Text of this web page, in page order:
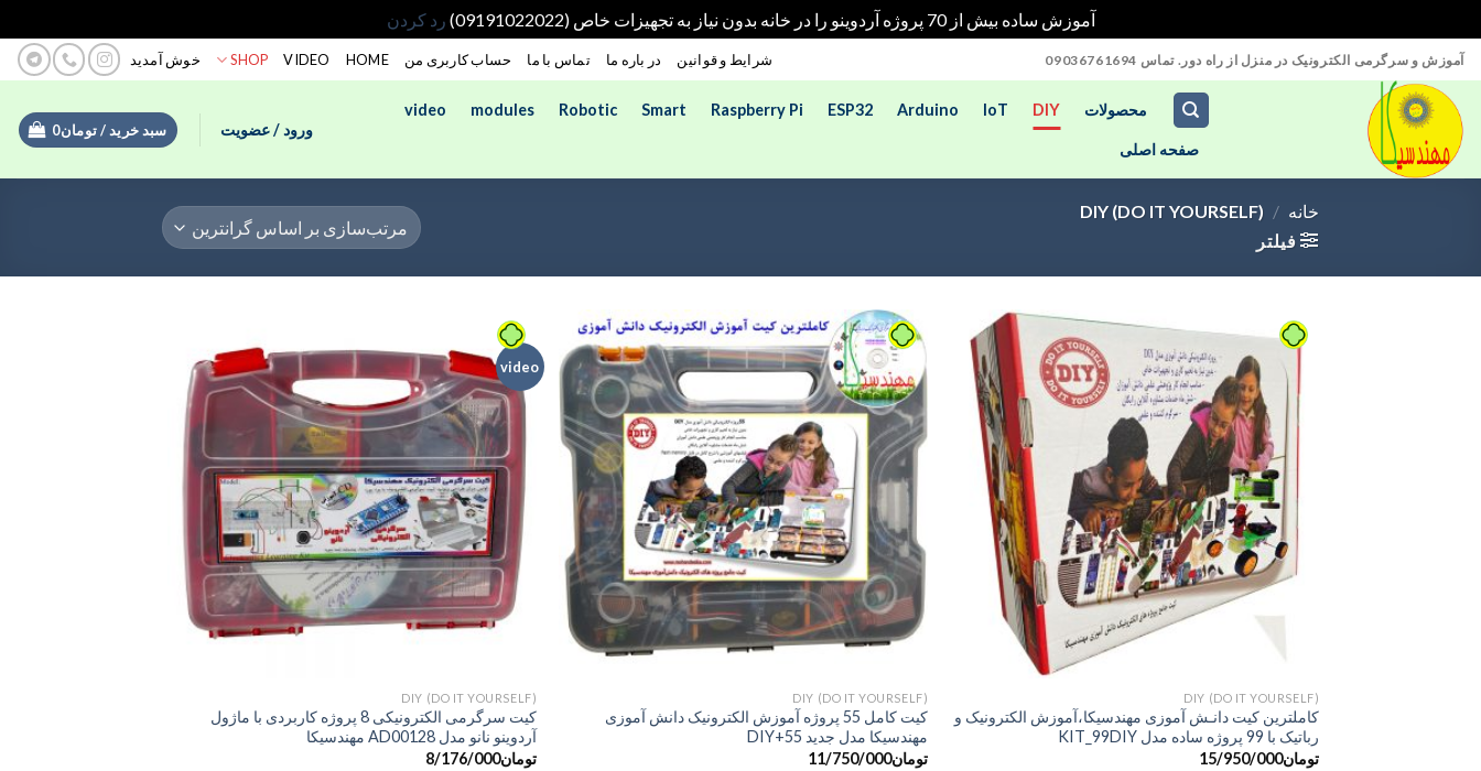
آموزش ساده بیش از 70 پروژه آردوینو را در خانه بدون نیاز به تجهیزات خاص (09191022022)
رد کردن
Skip
to
content
آموزش و سرگرمی الکترونیک در منزل از راه دور. تماس 09036761694 شرایط و قوانین در باره ما تماس با ما حساب کاربری من HOME
VIDEO
SHOP خوش آمدید
محصولات DIY
IoT
Arduino
ESP32
Raspberry Pi
Smart
Robotic
modules
video
صفحه اصلی
ورود / عضویت سبد خرید /تومان0
خانه /
فیلتر
DIY (DO IT YOURSELF)
کاملترین کیت دانـش آموزی مهندسیکا،آموزش الکترونیک و
رباتیک با 99 پروژه ساده مدل KIT_99DIY
تومان15/950/000
DIY (DO IT YOURSELF)
کیت کامل 55 پروژه آموزش الکترونیک دانش آموزی
مهندسیکا مدل جدید DIY+55
تومان11/750/000
video
DIY (DO IT YOURSELF)
کیت سرگرمی الکترونیکی 8 پروژه کاربردی با ماژول
آردوینو نانو مدل AD00128 مهندسیکا
تومان8/176/000